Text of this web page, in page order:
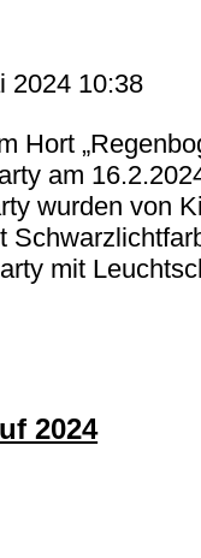
2024 10:38
Hort
am
wurden von
mit
2024